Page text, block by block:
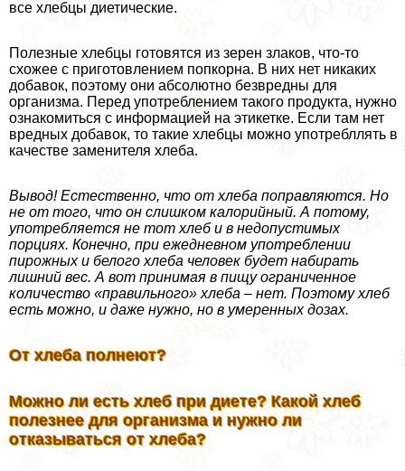
все хлебцы диетические.
Полезные хлебцы готовятся из зерен злаков, что-то
схожее с приготовлением попкорна. В них нет никаких
добавок, поэтому они абсолютно безвредны для
организма. Перед употрeблением такого продукта, нужно
ознакомиться с информацией на этикетке. Если там нет
вредных добавок, то такие хлебцы можно употрeбллять в
качестве заменителя хлеба.
Вывод! Естественно, что от хлеба поправляются. Но
не от того, что он слишком калорийный. А потому,
употрeбляется не тот хлеб и в недопустимых
порциях. Конечно, при ежедневном употрeблении
пирожных и белого хлеба человек будет набирать
лишний вес. А вот принимая в пищу ограниченное
количество «правильного» хлеба – нет. Поэтому хлеб
есть можно, и даже нужно, но в умеренных дозах.
От хлеба полнеют?
Можно ли есть хлеб при диете? Какой хлеб
полезнее для организма и нужно ли
отказываться от хлеба?